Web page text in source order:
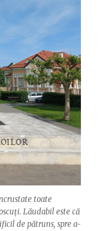
toate
Lăudabil este că
de pătruns, spre a-